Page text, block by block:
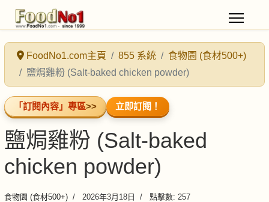
FoodNo1.com主頁 855 系統
食物園 (食材500+)
鹽焗雞粉 (Salt-baked chicken powder)
「訂閱內容」專區>> 立即訂閱！
鹽焗雞粉 (Salt-baked
chicken powder)
食物園 (食材500+) 2026年3月18日 點擊數: 257